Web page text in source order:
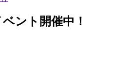
ント開催中！